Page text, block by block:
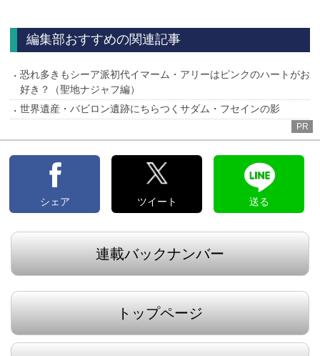
編集部おすすめの関連記事
恐れ多きもシーア派初代イマーム・アリーはピンクのハートがお
好き？（聖地ナジャフ編）
世界遺産・バビロン遺跡にちらつくサダム・フセインの影
PR
シェア ツイート 送る
連載バックナンバー
トップページ